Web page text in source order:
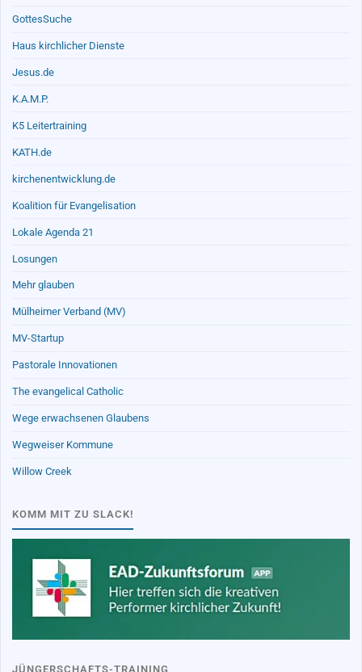
GottesSuche
Haus kirchlicher Dienste
Jesus.de
K.A.M.P.
K5 Leitertraining
KATH.de
kirchenentwicklung.de
Koalition für Evangelisation
Lokale Agenda 21
Losungen
Mehr glauben
Mülheimer Verband (MV)
MV-Startup
Pastorale Innovationen
The evangelical Catholic
Wege erwachsenen Glaubens
Wegweiser Kommune
Willow Creek
KOMM MIT ZU SLACK!
JÜNGERSCHAFTS-TRAINING